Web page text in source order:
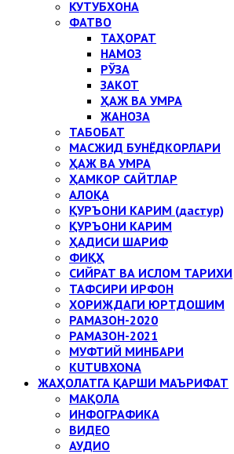
КУТУБХОНА
ФАТВО
ТАҲОРАТ
НАМОЗ
РЎЗА
ЗАКОТ
ҲАЖ ВА УМРА
ЖАНОЗА
ТАБОБАТ
МАСЖИД БУНЁДКОРЛАРИ
ҲАЖ ВА УМРА
ҲАМКОР САЙТЛАР
АЛОҚА
ҚУРЪОНИ КАРИМ (дастур)
ҚУРЪОНИ КАРИМ
ҲАДИСИ ШАРИФ
ФИҚҲ
СИЙРАТ ВА ИСЛОМ ТАРИХИ
ТАФСИРИ ИРФОН
ХОРИЖДАГИ ЮРТДОШИМ
РАМАЗОН-2020
РАМАЗОН-2021
МУФТИЙ МИНБАРИ
KUTUBXONA
ЖАҲОЛАТГА ҚАРШИ МАЪРИФАТ
МАҚОЛА
ИНФОГРАФИКА
ВИДЕО
АУДИО